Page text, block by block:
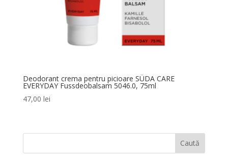
Deodorant crema pentru picioare SÜDA CARE
EVERYDAY Fussdeobalsam 5046.0, 75ml
47,00 lei
Caută